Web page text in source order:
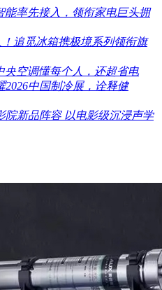
能率先接入，领衔家电巨头拥
追觅冰箱携极境系列领衔旗
央空调懂每个人，还超省电
中国制冷展，诠释健
院新品阵容 以电影级沉浸声学